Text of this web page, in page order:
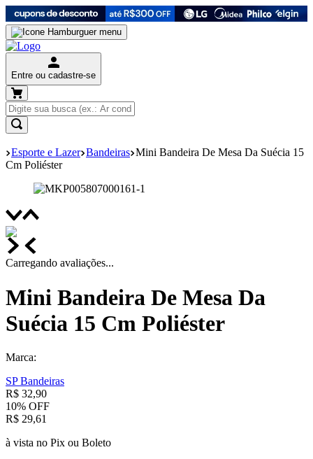
Entre ou cadastre-se
Esporte e Lazer Bandeiras Mini Bandeira De Mesa Da Suécia 15
Cm Poliéster
Carregando avaliações...
Mini Bandeira De Mesa Da
Suécia 15 Cm Poliéster
Marca:
SP Bandeiras
R$ 32,90
10% OFF
R$ 29,61
à vista no Pix ou Boleto